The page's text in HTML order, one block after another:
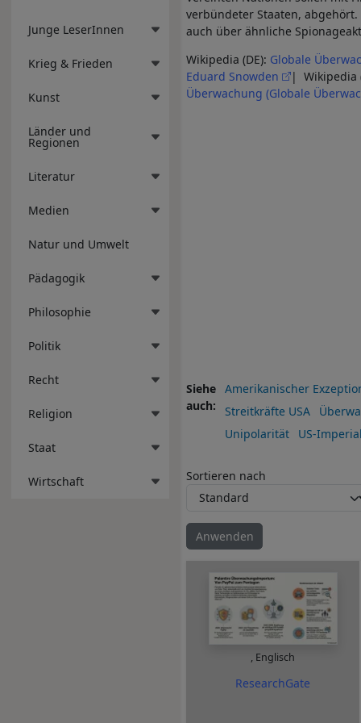
Junge LeserInnen
Krieg & Frieden
Kunst
Länder und
Regionen
Literatur
Medien
Natur und Umwelt
Pädagogik
Philosophie
Politik
Recht
Religion
Staat
Wirtschaft
verbündeter Staaten,
auch über ähnliche
Wikipedia (DE): Globale
Eduard Snowden
| Wikipedia
Überwachung (Globale
Siehe
auch
Amerikanischer
Streitkräfte USA
Unipolarität
US-
Sortieren nach
, Englisch
ResearchGate